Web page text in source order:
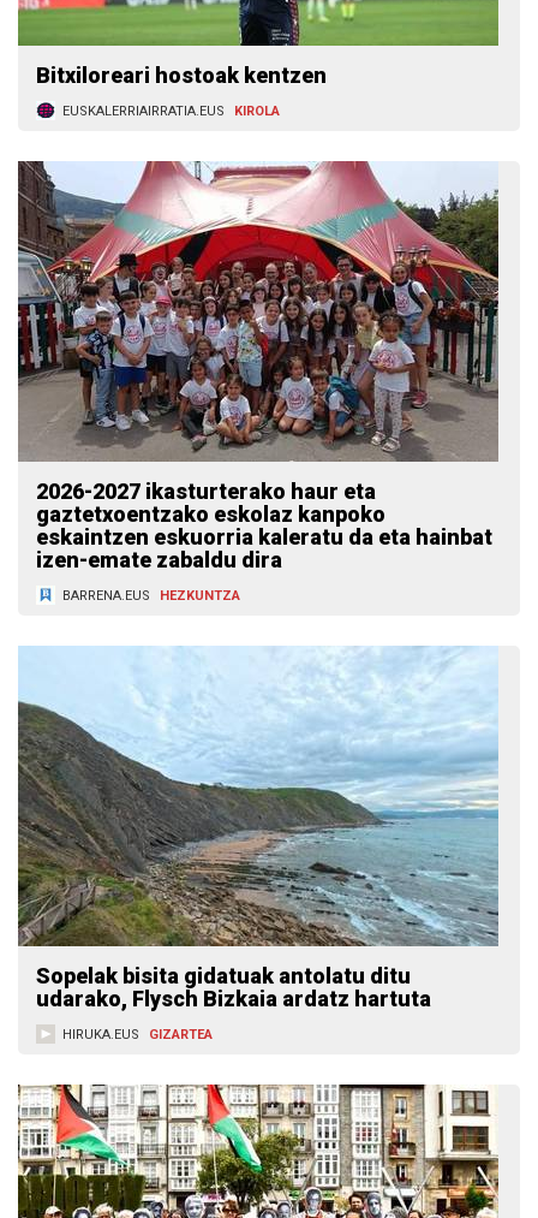
Bitxiloreari hostoak kentzen
EUSKALERRIAIRRATIA.EUS KIROLA
2026-2027 ikasturterako haur eta
gaztetxoentzako eskolaz kanpoko
eskaintzen eskuorria kaleratu da eta hainbat
izen-emate zabaldu dira
BARRENA.EUS HEZKUNTZA
Sopelak bisita gidatuak antolatu ditu
udarako, Flysch Bizkaia ardatz hartuta
HIRUKA.EUS GIZARTEA